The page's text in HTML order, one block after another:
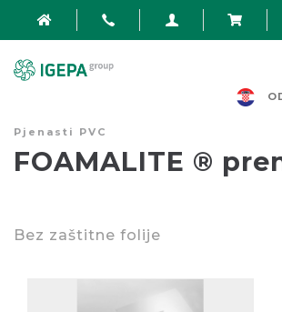
Pjenasti PVC
FOAMALITE ®
Bez zaštitne folije